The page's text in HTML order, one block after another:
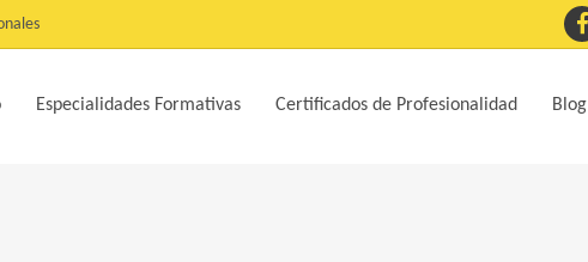
Especialidades Formativas Certificados de Profesionalidad Blog